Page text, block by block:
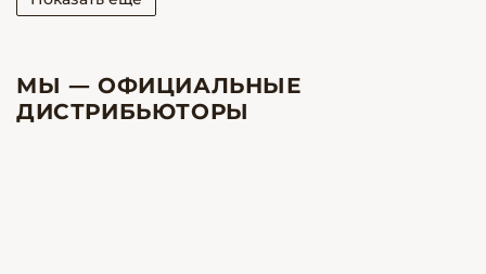
МЫ — ОФИЦИАЛЬНЫЕ
ДИСТРИБЬЮТОРЫ